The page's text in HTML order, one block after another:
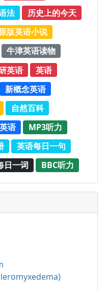
法
历史上的今天
版英语小说
牛津英语读物
英语
英语
新概念英语
自然百科
语
MP3听力
英语每日一句
日一词 BBC听力